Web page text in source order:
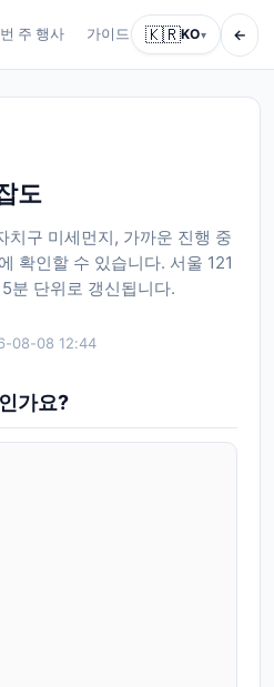
주 행사 가이드 회사 소개 서비
🇰🇷KO▾ ←
도
치구 미세먼지, 가까운 진행 중
확인할 수 있습니다. 서울 121
분 단위로 갱신됩니다.
08-08 12:44
가요?